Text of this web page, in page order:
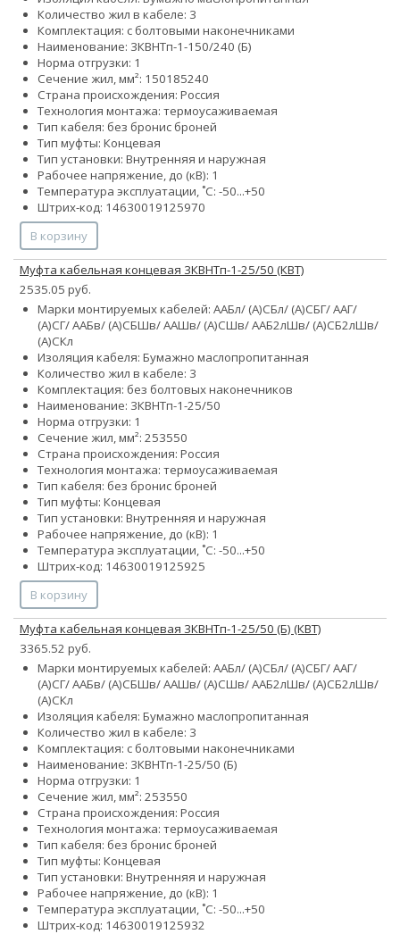
Количество жил в кабеле: 3
Комплектация: с болтовыми наконечниками
Наименование: 3КВНТп-1-150/240 (Б)
Норма отгрузки: 1
Сечение жил, мм²: 150185240
Страна происхождения: Россия
Технология монтажа: термоусаживаемая
Тип кабеля: без бронис броней
Тип муфты: Концевая
Тип установки: Внутренняя и наружная
Рабочее напряжение, до (кВ): 1
Температура эксплуатации, ˚С: -50...+50
Штрих-код: 14630019125970
В корзину
Муфта кабельная концевая 3КВНТп-1-25/50 (КВТ)
2535.05 руб.
Марки монтируемых кабелей: ААБл/ (А)СБл/ (А)СБГ/ ААГ/
(А)СГ/ ААБв/ (А)СБШв/ ААШв/ (А)СШв/ ААБ2лШв/ (А)СБ2лШв/
(А)СКл
Изоляция кабеля: Бумажно маслопропитанная
Количество жил в кабеле: 3
Комплектация: без болтовых наконечников
Наименование: 3КВНТп-1-25/50
Норма отгрузки: 1
Сечение жил, мм²: 253550
Страна происхождения: Россия
Технология монтажа: термоусаживаемая
Тип кабеля: без бронис броней
Тип муфты: Концевая
Тип установки: Внутренняя и наружная
Рабочее напряжение, до (кВ): 1
Температура эксплуатации, ˚С: -50...+50
Штрих-код: 14630019125925
В корзину
Муфта кабельная концевая 3КВНТп-1-25/50 (Б) (КВТ)
3365.52 руб.
Марки монтируемых кабелей: ААБл/ (А)СБл/ (А)СБГ/ ААГ/
(А)СГ/ ААБв/ (А)СБШв/ ААШв/ (А)СШв/ ААБ2лШв/ (А)СБ2лШв/
(А)СКл
Изоляция кабеля: Бумажно маслопропитанная
Количество жил в кабеле: 3
Комплектация: с болтовыми наконечниками
Наименование: 3КВНТп-1-25/50 (Б)
Норма отгрузки: 1
Сечение жил, мм²: 253550
Страна происхождения: Россия
Технология монтажа: термоусаживаемая
Тип кабеля: без бронис броней
Тип муфты: Концевая
Тип установки: Внутренняя и наружная
Рабочее напряжение, до (кВ): 1
Температура эксплуатации, ˚С: -50...+50
Штрих-код: 14630019125932